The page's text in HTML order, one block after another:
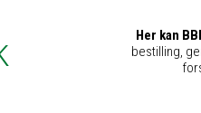
Her kan
bestilling,